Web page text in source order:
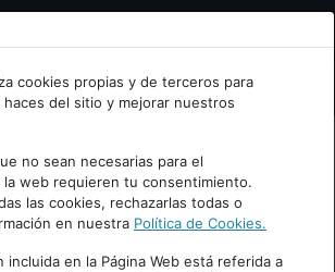
psiquiatria.com
con tu email.
cookies propias y de terceros para
del sitio y mejorar nuestros
no sean necesarias para el
web requieren tu consentimiento.
las cookies, rechazarlas todas o
en nuestra Política de Cookies.
incluida en la Página Web está referida a